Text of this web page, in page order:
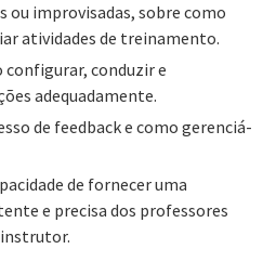
ou improvisadas, sobre como
atividades de treinamento.
conduzir e
adequadamente.
de feedback e como gerenciá-
de fornecer uma
e precisa dos professores